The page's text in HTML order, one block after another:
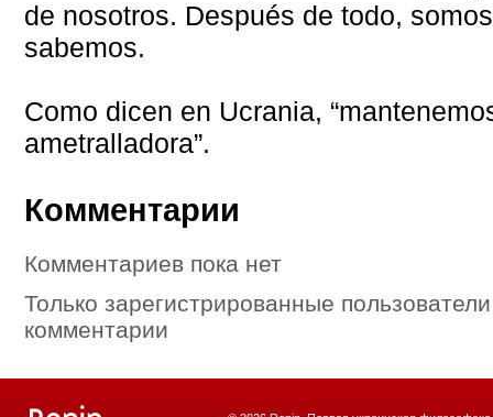
de nosotros. Después de todo,
sabemos.
Como dicen en Ucrania,
ametralladora”.
Комментарии
Комментариев пока нет
Только зарегистрированные
комментарии